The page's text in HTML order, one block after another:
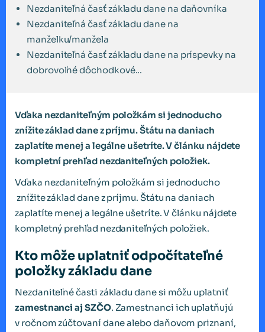
Nezdaniteľná časť základu dane na daňovníka
Nezdaniteľná časť základu dane na
manželku/manžela
Nezdaniteľná časť základu dane na príspevky na
dobrovoľné dôchodkové...
Vďaka nezdaniteľným položkám si jednoducho
znížite základ dane z príjmu. Štátu na daniach
zaplatíte menej a legálne ušetríte. V článku nájdete
kompletní prehľad nezdaniteľných položiek.
Vďaka nezdaniteľným položkám si jednoducho
znížite základ dane z príjmu. Štátu na daniach
zaplatíte menej a legálne ušetríte. V článku nájdete
kompletný prehľad nezdaniteľných položiek.
Kto môže uplatniť odpočítateľné
položky základu dane
Nezdaniteľné časti základu dane si môžu uplatniť
zamestnanci aj SZČO. Zamestnanci ich uplatňujú
v ročnom zúčtovaní dane alebo daňovom priznaní,